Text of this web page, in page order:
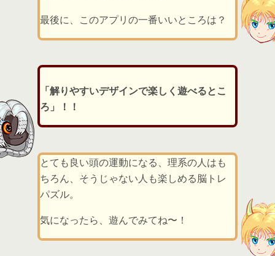
最後に、このアプリの一番いいところは？
「解りやすいデザインで楽しく遊べるとこ
ろ」！！
とても良い頭の運動になる、理系の人はも
ちろん、そうじゃない人も楽しめる脳トレ
パズル。
気になったら、遊んでみてね〜！